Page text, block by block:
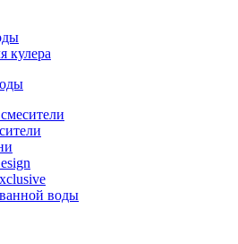
кулера
воды